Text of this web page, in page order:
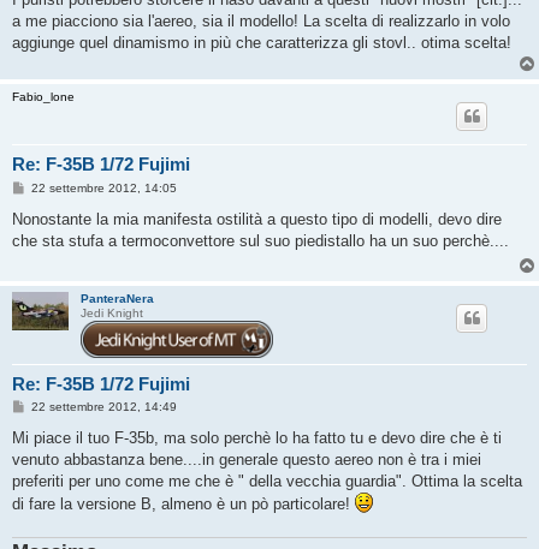
a
g
g
o
a me piacciono sia l'aereo, sia il modello! La scelta di realizzarlo in volo
aggiunge quel dinamismo in più che caratterizza gli stovl.. otima scelta!
Fabio_lone
Re: F-35B 1/72 Fujimi
M
s
a
i
o
22 settembre 2012, 14:05
Nonostante la mia manifesta ostilità a questo tipo di modelli, devo dire
che sta stufa a termoconvettore sul suo piedistallo ha un suo perchè....
PanteraNera
Jedi Knight
Re: F-35B 1/72 Fujimi
M
s
a
g
22 settembre 2012, 14:49
Mi piace il tuo F-35b, ma solo perchè lo ha fatto tu e devo dire che è ti
venuto abbastanza bene....in generale questo aereo non è tra i miei
preferiti per uno come me che è " della vecchia guardia". Ottima la scelta
di fare la versione B, almeno è un pò particolare!